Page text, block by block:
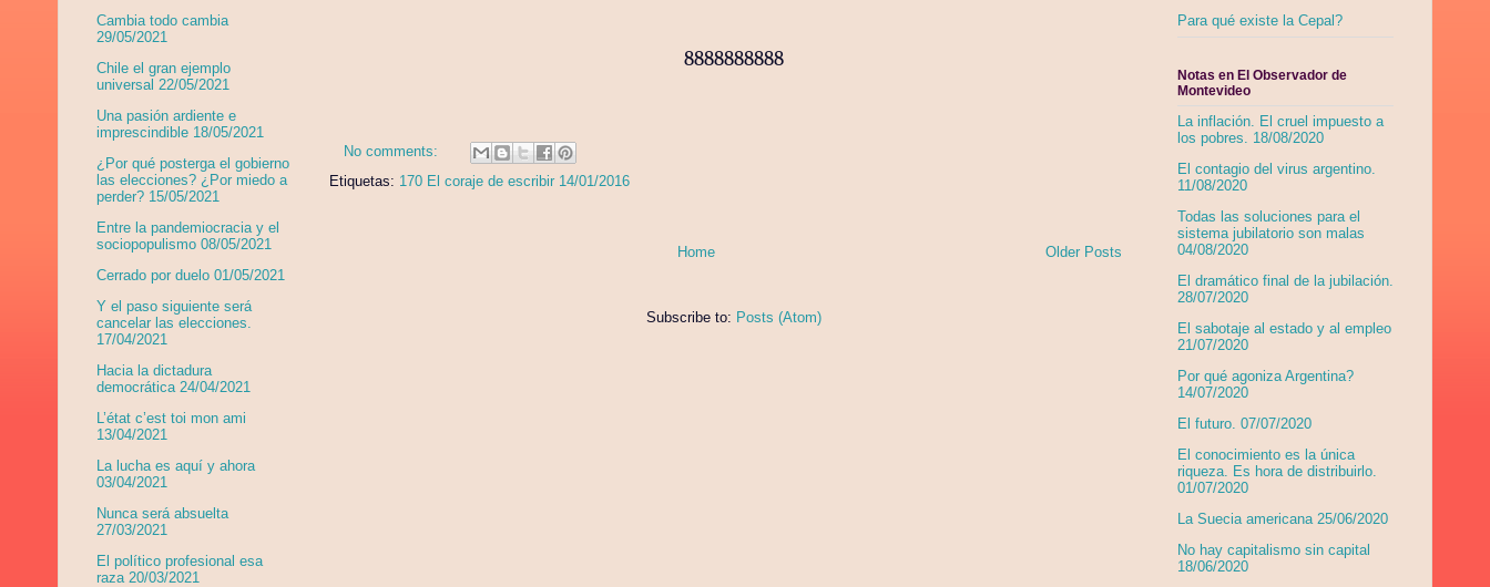
8888888888
No comments:
Etiquetas: 170 El coraje de escribir 14/01/2016
Older Posts
Home
Subscribe to: Posts (Atom)
Cambia todo cambia
29/05/2021
Chile el gran ejemplo
universal 22/05/2021
Una pasión ardiente e
imprescindible 18/05/2021
¿Por qué posterga el gobierno
las elecciones? ¿Por miedo a
perder? 15/05/2021
Entre la pandemiocracia y el
sociopopulismo 08/05/2021
Cerrado por duelo 01/05/2021
Y el paso siguiente será
cancelar las elecciones.
17/04/2021
Hacia la dictadura
democrática 24/04/2021
L’état c’est toi mon ami
13/04/2021
La lucha es aquí y ahora
03/04/2021
Nunca será absuelta
27/03/2021
El político profesional esa
raza 20/03/2021
Para qué existe la Cepal?
Notas en El Observador de
Montevideo
La inflación. El cruel impuesto a
los pobres. 18/08/2020
El contagio del virus argentino.
11/08/2020
Todas las soluciones para el
sistema jubilatorio son malas
04/08/2020
El dramático final de la jubilación.
28/07/2020
El sabotaje al estado y al empleo
21/07/2020
Por qué agoniza Argentina?
14/07/2020
El futuro. 07/07/2020
El conocimiento es la única
riqueza. Es hora de distribuirlo.
01/07/2020
La Suecia americana 25/06/2020
No hay capitalismo sin capital
18/06/2020